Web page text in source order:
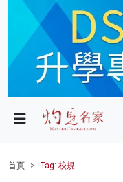
政局
財經
首頁 Tag: 校規